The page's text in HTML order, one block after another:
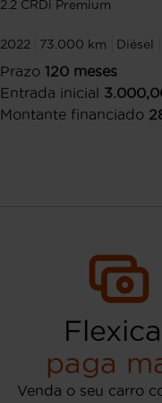
2.2 CRDi Premium
2022 73.000 km Diésel
Prazo 120 meses
Entrada inicial
Montante financiado
paga
Venda o seu carro